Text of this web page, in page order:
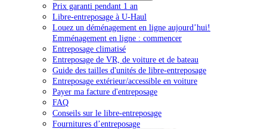
Prix garanti pendant 1 an
Libre-entreposage à U-Haul
Louez un déménagement en ligne aujourd’hui!
Emménagement en ligne : commencer
Entreposage climatisé
Entreposage de VR, de voiture et de bateau
Guide des tailles d'unités de libre-entreposage
Entreposage extérieur/accessible en voiture
Payer ma facture d'entreposage
FAQ
Conseils sur le libre-entreposage
Fournitures d’entreposage